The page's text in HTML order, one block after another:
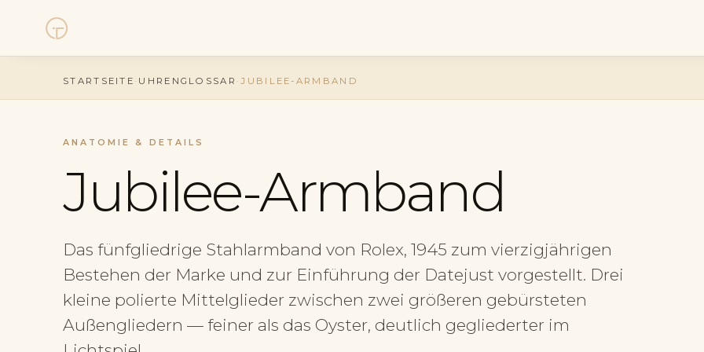
Uhren
Kollektionen
Uhrenankauf
Service
Geschichte
Horology Hub
Kontakt
STARTSEITE · UHRENGLOSSAR ·JUBILEE-ARMBAND
ANATOMIE & DETAILS
Jubilee-Armband
Das fünfgliedrige Stahlarmband von Rolex, 1945 zum vierzigjährigen
Bestehen der Marke und zur Einführung der Datejust vorgestellt. Drei
kleine polierte Mittelglieder zwischen zwei größeren gebürsteten
Außengliedern — feiner als das Oyster, deutlich gegliederter im